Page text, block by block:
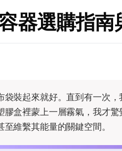
器選購指南
裝起來就好。直到有一次
盒裡蒙上一層霧氣，我才驚
維繫其能量的關鍵空間。